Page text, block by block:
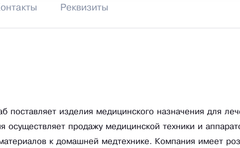
Реквизиты
поставляет изделия медицинского назначения для
осуществляет продажу медицинской техники и
к домашней медтехнике. Компания имеет